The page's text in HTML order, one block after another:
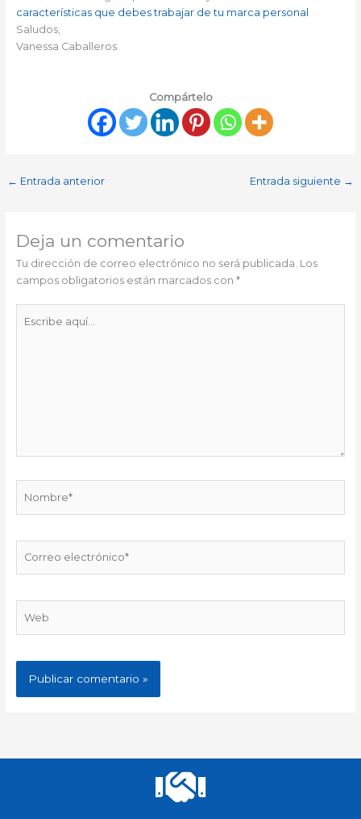
características que debes trabajar de tu marca personal
Saludos,
Vanessa Caballeros
Compártelo
← Entrada anterior Entrada siguiente →
Deja un comentario
Tu dirección de correo electrónico no será publicada. Los
campos obligatorios están marcados con *
aquí...